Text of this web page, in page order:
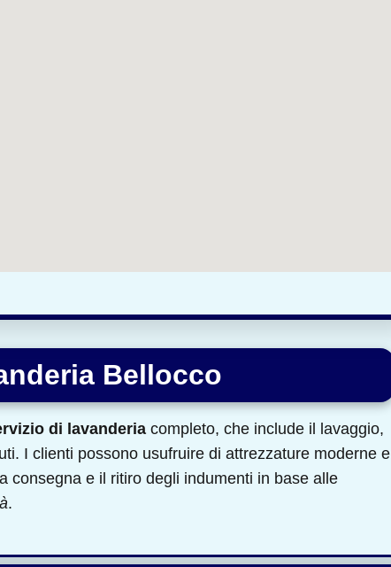
Bellocco
di lavanderia completo, che include il lavaggio,
I clienti possono usufruire di attrezzature moderne e
consegna e il ritiro degli indumenti in base alle
.